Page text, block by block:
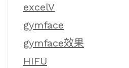
excelV
gymface
gymface效果
HIFU